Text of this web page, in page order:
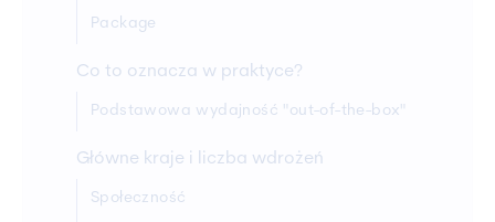
Package
Co to oznacza w praktyce?
Podstawowa wydajność "out-of-the-box"
Główne kraje i liczba wdrożeń
Społeczność